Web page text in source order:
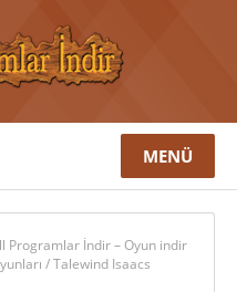
MENÜ
Programlar İndir – Oyun indir
/Talewind Isaacs